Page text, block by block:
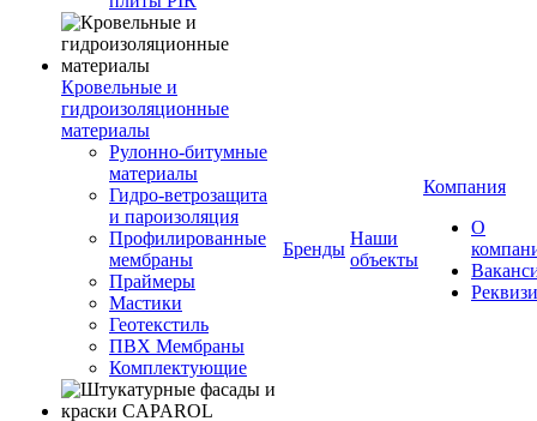
Кровельные и
гидроизоляционные
материалы
Рулонно-битумные
материалы
Гидро-ветрозащита
и пароизоляция
Профилированные
мембраны
Праймеры
Мастики
Геотекстиль
ПВХ Мембраны
Комплектующие
Бренды
Наши
объекты
Компания
О